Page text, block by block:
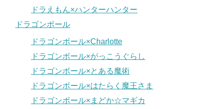
ドラえもん×ハンターハンター
ドラゴンボール
ドラゴンボール×Charlotte
ドラゴンボール×がっこうぐらし
ドラゴンボール×とある魔術
ドラゴンボール×はたらく魔王さま
ドラゴンボール×まどか☆マギカ